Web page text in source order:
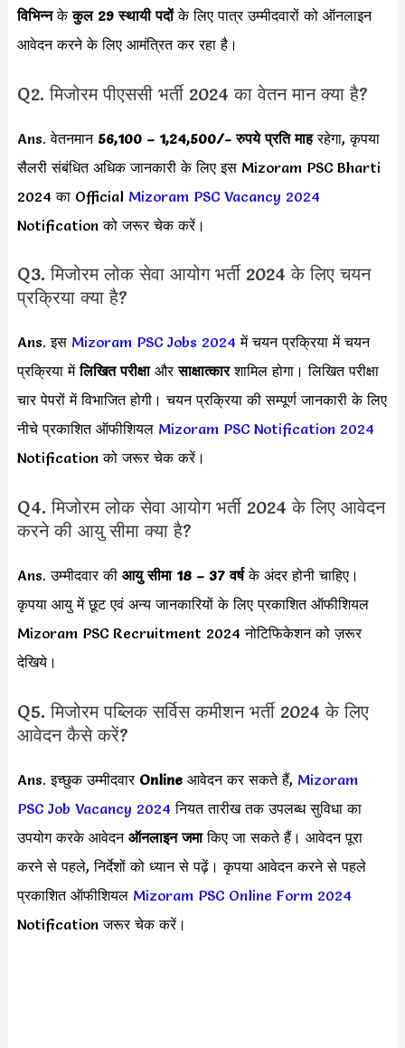
विभिन्नकेकुल 29 स्थायी पदोंके लिए पात्र उम्मीदवारों को ऑनलाइन
आवेदन करने के लिए आमंत्रित कर रहा है।
Q2. मिजोरम पीएससी भर्ती 2024 का वेतन मान क्या है?
Ans. वेतनमान 56,100 – 1,24,500/- रुपये प्रति माहरहेगा, कृपया
सैलरी संबंधित अधिक जानकारी के लिए इस Mizoram PSC Bharti
2024 का Official Mizoram PSC Vacancy 2024
Notification को जरूर चेक करें।
Q3. मिजोरम लोक सेवा आयोग भर्ती 2024 के लिए चयन
प्रक्रिया क्या है?
Ans. इस Mizoram PSC Jobs 2024 में चयन प्रक्रिया में चयन
प्रक्रिया मेंलिखित परीक्षाऔरसाक्षात्कारशामिल होगा। लिखित परीक्षा
चार पेपरों में विभाजित होगी। चयन प्रक्रिया की सम्पूर्ण जानकारी के लिए
नीचे प्रकाशित ऑफीशियल Mizoram PSC Notification 2024
Notification को जरूर चेक करें।
Q4. मिजोरम लोक सेवा आयोग भर्ती 2024 के लिए आवेदन
करने की आयु सीमा क्या है?
Ans. उम्मीदवार की आयु सीमा 18 – 37 वर्षके अंदर होनी चाहिए।
कृपया आयु में छूट एवं अन्य जानकारियों के लिए प्रकाशित ऑफीशियल
Mizoram PSC Recruitment 2024 नोटिफिकेशन को ज़रूर
देखिये।
Q5. मिजोरम पब्लिक सर्विस कमीशन भर्ती 2024 के लिए
आवेदन कैसे करें?
Ans. इच्छुक उम्मीदवार Online आवेदन कर सकते हैं, Mizoram
PSC Job Vacancy 2024 नियत तारीख तक उपलब्ध सुविधा का
उपयोग करके आवेदन ऑनलाइन जमाकिए जा सकते हैं। आवेदन पूरा
करने से पहले, निर्देशों को ध्यान से पढ़ें। कृपया आवेदन करने से पहले
प्रकाशित ऑफीशियल Mizoram PSC Online Form 2024
Notification जरूर चेक करें।